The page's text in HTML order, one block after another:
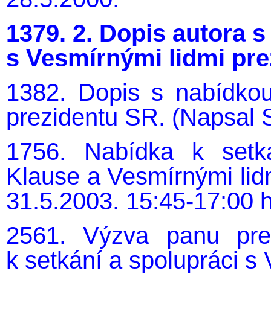
1379. 2. Dopis autora
s Vesmírnými lidmi
1382. Dopis s
prezidentu SR. (Napsal
1756. Nabídka k
Klause a Vesmírnými
31.5.2003. 15:45-17:00
2561. Výzva panu
k setkání a spolupráci s